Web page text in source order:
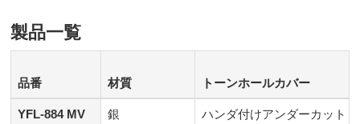
製品一覧
品番 材質 トーンホールカバー
YFL-884 MV 銀 ハンダ付けアンダーカット